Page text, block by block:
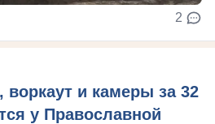
2
воркаут и камеры за 32
у Православной